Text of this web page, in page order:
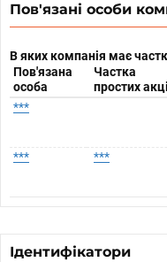
Пов'язані особи
В яких компанія має
Пов'язана
особа
Частка
простих
***
***
***
Ідентифікатори